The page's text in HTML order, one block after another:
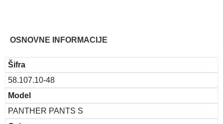
OSNOVNE INFORMACIJE
Šifra
58.107.10-48
Model
PANTHER PANTS S